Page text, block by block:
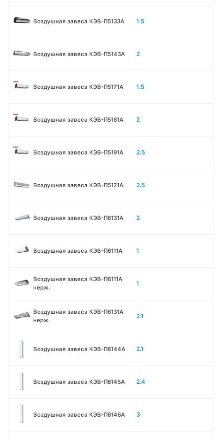
Воздушная завеса КЭВ-П5133A 1.5
Воздушная завеса КЭВ-П5143A 2
Воздушная завеса КЭВ-П5171А 1.5
Воздушная завеса КЭВ-П5181А 2
Воздушная завеса КЭВ-П5191А 2.5
Воздушная завеса КЭВ-П5121А 2.5
Воздушная завеса КЭВ-П6131A 2
Воздушная завеса КЭВ-П6111A 1
Воздушная завеса КЭВ-П6111A
нерж.
1
Воздушная завеса КЭВ-П6131A
нерж.
2.1
Воздушная завеса КЭВ-П6144A 2.1
Воздушная завеса КЭВ-П6145A 2.4
Воздушная завеса КЭВ-П6146A 3